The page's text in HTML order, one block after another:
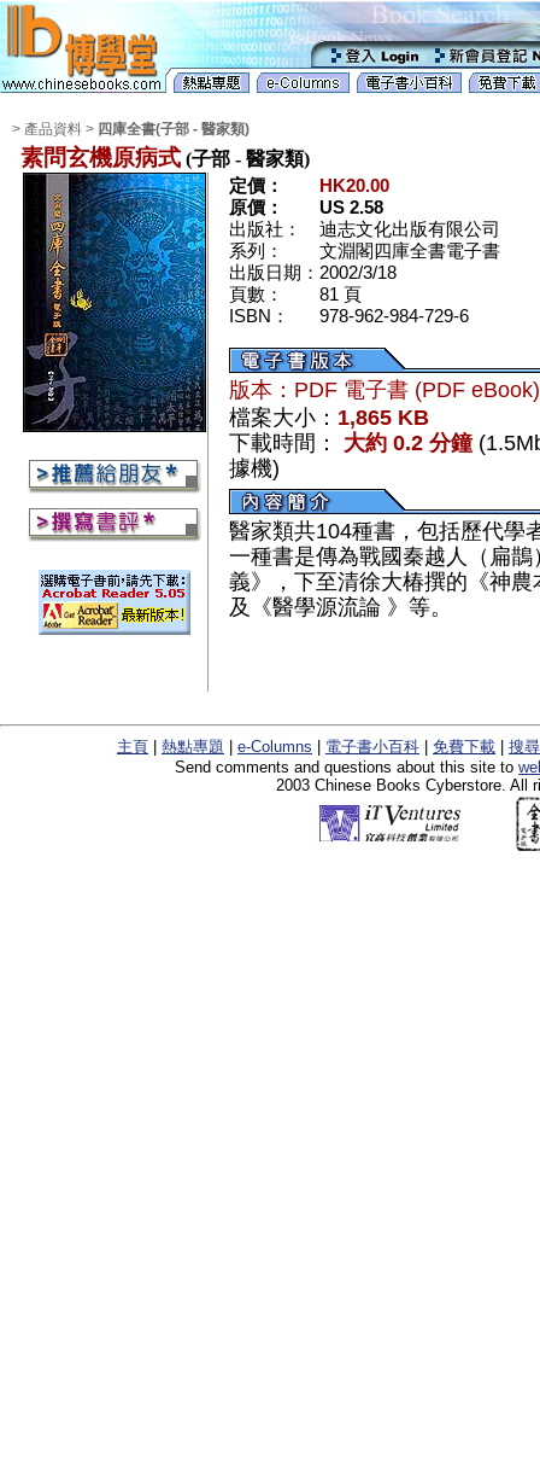
> 產品資料 > 四庫全書(子部 - 醫家類)
素問玄機原病式 (子部 - 醫家類)
定價：
HK20.00
原價：
US 2.58
出版社：
迪志文化出版有限公司
系列：
文淵閣四庫全書電子書
出版日期： 2002/3/18
頁數：
81 頁
ISBN：
978-962-984-729-6
版本：PDF 電子書 (PDF
檔案大小： 1,865 KB
下載時間：
大約 0.2 分鐘
據機)
醫家類共104種書，包括歷代學
一種書是傳為戰國秦越人（扁
義》，下至清徐大椿撰的《神
及《醫學源流論 》等。
主頁 熱點專題 e-Columns 電子書小百科 免費下載
搜
Send comments and questions about this site to
2003 Chinese Books Cyberstore. All